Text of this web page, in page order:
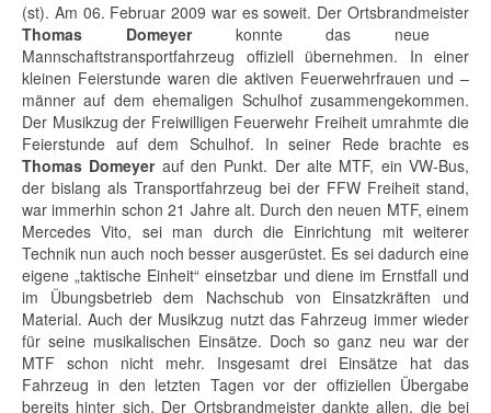
(st). Am 06. Februar 2009 war es soweit. Der Ortsbrandmeister
Thomas Domeyerkonnte das neue
Mannschaftstransportfahrzeug offiziell übernehmen. In einer
kleinen Feierstunde waren die aktiven Feuerwehrfrauen und –
männer auf dem ehemaligen Schulhof zusammengekommen.
Der Musikzug der Freiwilligen Feuerwehr Freiheit umrahmte die
Feierstunde auf dem Schulhof. In seiner Rede brachte es
Thomas Domeyerauf den Punkt. Der alte MTF, ein VW-Bus,
der bislang als Transportfahrzeug bei der FFW Freiheit stand,
war immerhin schon 21 Jahre alt. Durch den neuen MTF, einem
Mercedes Vito, sei man durch die Einrichtung mit weiterer
Technik nun auch noch besser ausgerüstet. Es sei dadurch eine
eigene „taktische Einheit“ einsetzbar und diene im Ernstfall und
im Übungsbetrieb dem Nachschub von Einsatzkräften und
Material. Auch der Musikzug nutzt das Fahrzeug immer wieder
für seine musikalischen Einsätze. Doch so ganz neu war der
MTF schon nicht mehr. Insgesamt drei Einsätze hat das
Fahrzeug in den letzten Tagen vor der offiziellen Übergabe
bereits hinter sich. Der Ortsbrandmeister dankte allen, die bei